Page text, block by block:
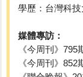
學歷：台灣科
媒體專訪：
《今周刊》
《今周刊》